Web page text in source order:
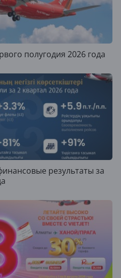
полугодия 2026 года
результаты за